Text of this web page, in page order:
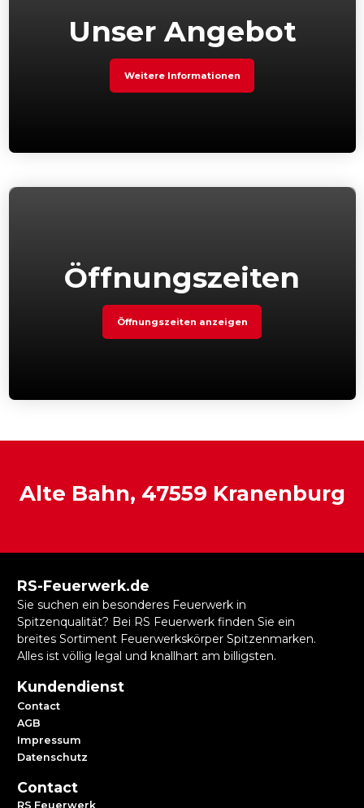
Unser Angebot
Weitere Informationen
Öffnungszeiten
Öffnungszeiten anzeigen
Alte Bahn, 47559 Kranenburg
RS-Feuerwerk.de
Sie suchen ein besonderes Feuerwerk in
Spitzenqualität? Bei RS Feuerwerk finden Sie ein
breites Sortiment Feuerwerkskörper Spitzenmarken.
Alles ist völlig legal und knallhart am billigsten.
Kundendienst
Contact
AGB
Impressum
Datenschutz
Contact
RS Feuerwerk